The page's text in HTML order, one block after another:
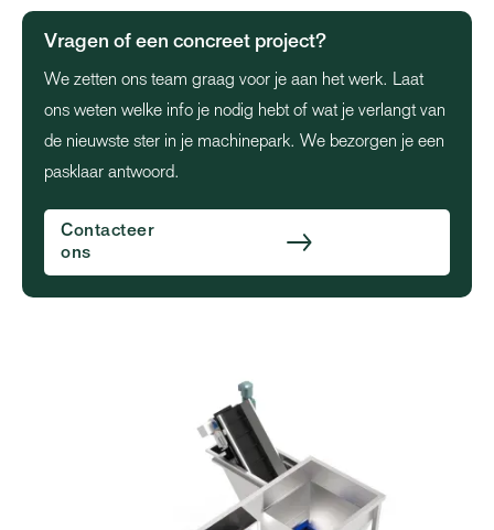
Vragen of een concreet project?
We zetten ons team graag voor je aan het werk. Laat
ons weten welke info je nodig hebt of wat je verlangt van
de nieuwste ster in je machinepark. We bezorgen je een
pasklaar antwoord.
Contacteer
ons